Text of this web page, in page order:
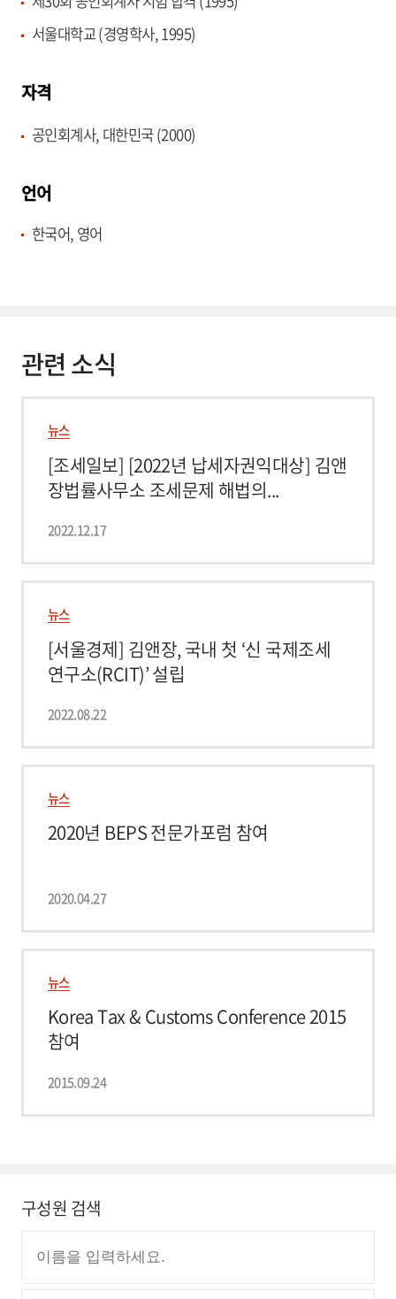
서울대학교 (경영학사, 1995)
자격
공인회계사, 대한민국 (2000)
언어
한국어, 영어
관련 소식
뉴스
[조세일보] [2022년 납세자권익대상] 김앤
장법률사무소 조세문제 해법의...
2022.12.17
뉴스
[서울경제] 김앤장, 국내 첫 ‘신 국제조세
연구소(RCIT)’ 설립
2022.08.22
뉴스
2020년 BEPS 전문가포럼 참여
2020.04.27
뉴스
Korea Tax & Customs Conference 2015
참여
2015.09.24
구성원 검색